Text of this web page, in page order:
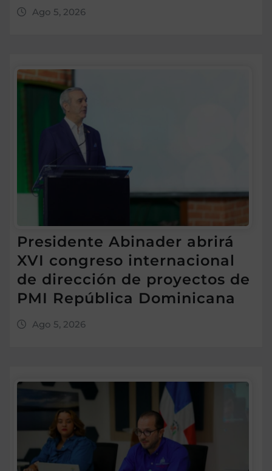
Ago 5, 2026
Presidente Abinader abrirá
XVI congreso internacional
de dirección de proyectos de
PMI República Dominicana
Ago 5, 2026